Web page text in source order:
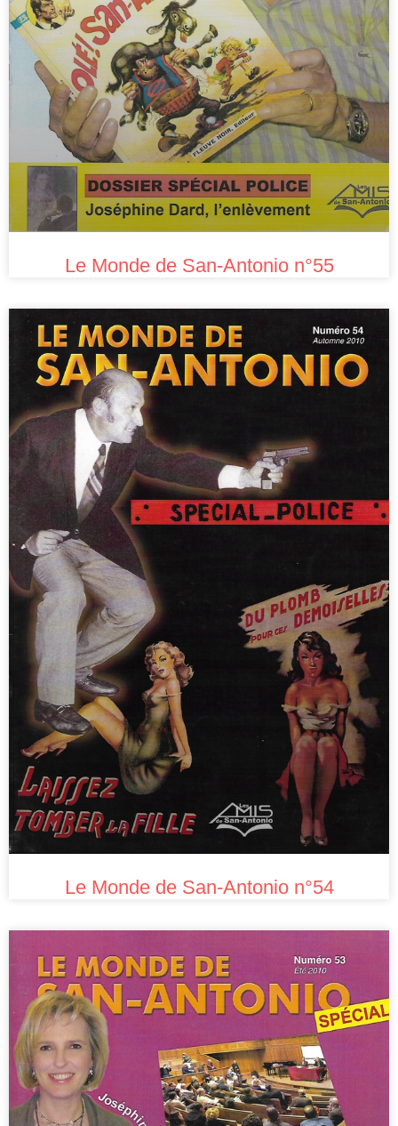
Le Monde de San-Antonio n°55
Le Monde de San-Antonio n°54